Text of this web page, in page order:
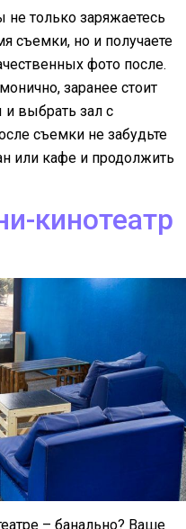
только заряжаетесь
съемки, но и получаете
фото после.
заранее стоит
и выбрать зал с
съемки не забудьте
или кафе и продолжить
кинотеатр
– банально? Ваше